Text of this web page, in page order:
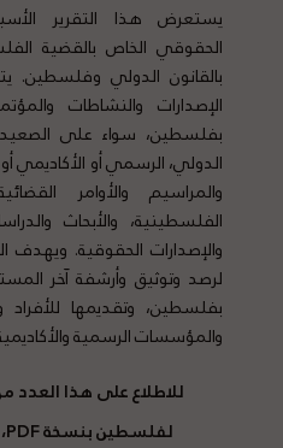
يستعرض هذا التقرير
الحقوقي الخاص بالقضية
بالقانون الدولي وفلسطين.
الإصدارات والنشاطات
بفلسطين، سواء على
الدولي، الرسمي أو الأكاديمي
والمراسيم والأوامر
الفلسطينية، والأبحاث
والإصدارات الحقوقية. ويهدف
لرصد وتوثيق وأرشفة آخر
بفلسطين، وتقديمها للأفراد
والمؤسسات الرسمية
للاطلاع على هذا
لفلسطين بنسخة PDF،